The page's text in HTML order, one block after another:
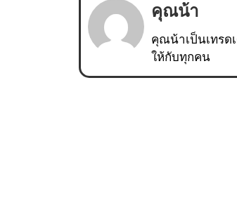
คุณน้า
คุณน้าเป็นเทรด
ให้กับทุกคน